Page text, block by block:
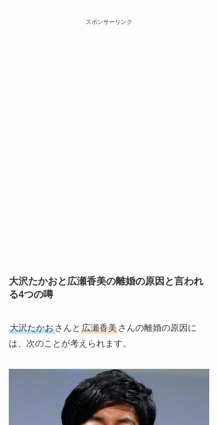
スポンサーリンク
大沢たかおと広瀬香美の離婚の原因と言われ
る4つの噂
大沢たかおさんと 広瀬香美さんの離婚の原因に
は、次のことが考えられます。